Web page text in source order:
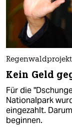
Kein Geld
Für die
Nationalpark
eingezahlt.
beginnen.